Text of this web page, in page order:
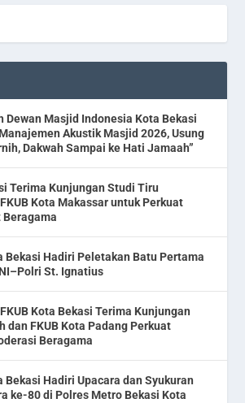
Dewan Masjid Indonesia Kota Bekasi
Akustik Masjid 2026, Usung
Dakwah Sampai ke Hati Jamaah”
Terima Kunjungan Studi Tiru
Kota Makassar untuk Perkuat
Beragama
Bekasi Hadiri Peletakan Batu Pertama
St. Ignatius
Kota Bekasi Terima Kunjungan
dan FKUB Kota Padang Perkuat
Beragama
Bekasi Hadiri Upacara dan Syukuran
ke-80 di Polres Metro Bekasi Kota